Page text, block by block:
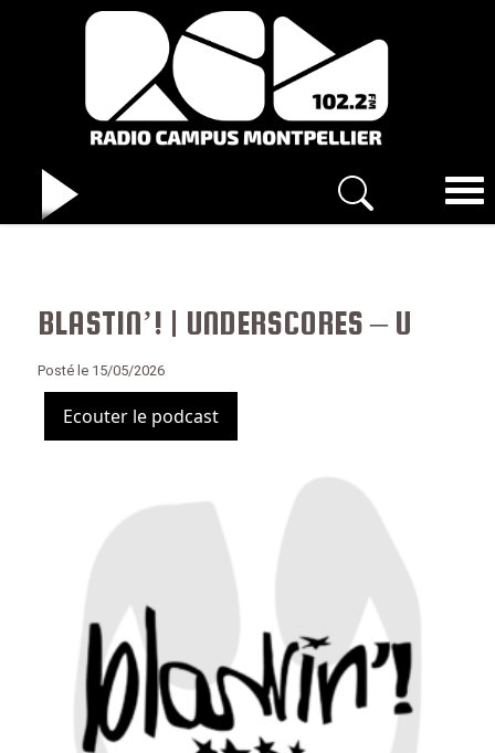
BLASTIN’! | UNDERSCORES – U
Posté le 15/05/2026
Ecouter le podcast